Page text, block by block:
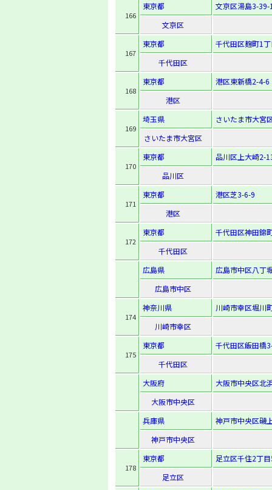
166
東京都
文京区湯島3-39-
文京区
167
東京都
千代田区麹町1
千代田区
168
東京都
港区東新橋2-4-6
港区
169
埼玉県
さいたま市大宮
さいたま市大宮区
170
東京都
品川区上大崎2-
品川区
171
東京都
港区芝3-6-9
港区
172
東京都
千代田区神田錦
千代田区
広島県
広島市中区八丁
広島市中区
174
神奈川県
川崎市幸区堀川
川崎市幸区
175
東京都
千代田区飯田橋
千代田区
大阪府
大阪市中央区北
大阪市中央区
兵庫県
神戸市中央区磯
神戸市中央区
178
東京都
足立区千住2丁
足立区